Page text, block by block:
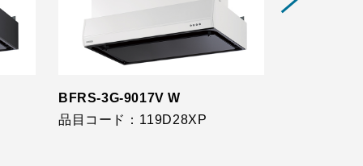
BFRS-3G-9017V W
品目コード：119D28XP